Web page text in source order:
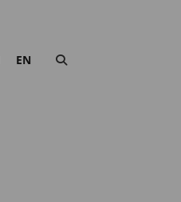
EN